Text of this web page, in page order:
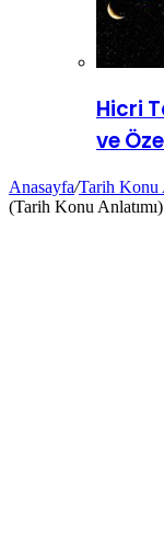
Hicri
ve
Anasayfa/Tarih Konu
(Tarih Konu Anlatımı)